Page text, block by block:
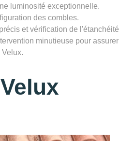
luminosité exceptionnelle.
des combles.
et vérification de l'étanchéité
minutieuse pour assurer